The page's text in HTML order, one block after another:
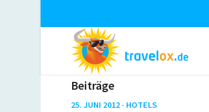
Beiträge
25. JUNI 2012 · HOTELS